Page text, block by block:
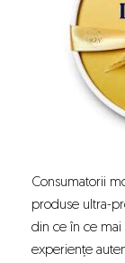
Consumatorii
produse ultra-
din ce în ce mai
experiențe